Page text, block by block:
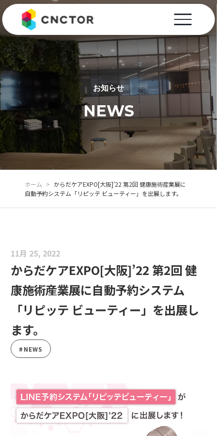
お知らせ
NEWS
ホーム > からだケアEXPO[大阪]’22 第2回 健康施術産業展に
自動予約システム「リピッテ ビューティー」を出展します。
11月 25, 2022
からだケアEXPO[大阪]’22 第2回 健
康施術産業展に自動予約システム
「リピッテ ビューティー」を出展し
ます。
#NEWS